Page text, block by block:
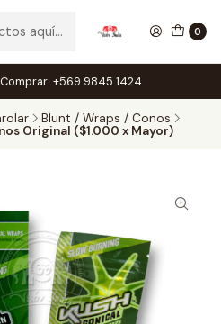
0
+569 9845 1424
Blunt / Wraps / Conos
Original ($1.000 x Mayor)